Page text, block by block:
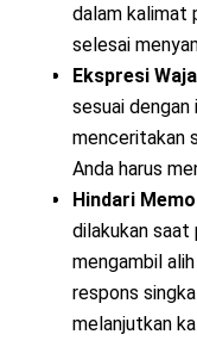
dalam kalimat
selesai
Ekspresi
sesuai dengan
menceritakan
Anda harus
Hindari
dilakukan saat
mengambil
respons
melanjutkan